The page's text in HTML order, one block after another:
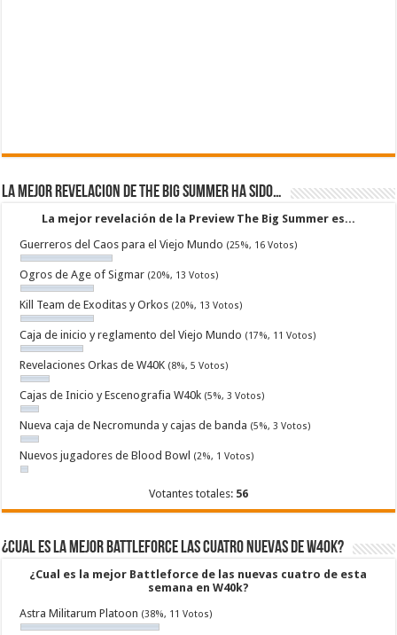
La mejor revelacion de The Big Summer ha sido…
La mejor revelación de la Preview The Big Summer es...
Guerreros del Caos para el Viejo Mundo (25%, 16 Votos)
Ogros de Age of Sigmar (20%, 13 Votos)
Kill Team de Exoditas y Orkos (20%, 13 Votos)
Caja de inicio y reglamento del Viejo Mundo (17%, 11 Votos)
Revelaciones Orkas de W40K (8%, 5 Votos)
Cajas de Inicio y Escenografia W40k (5%, 3 Votos)
Nueva caja de Necromunda y cajas de banda (5%, 3 Votos)
Nuevos jugadores de Blood Bowl (2%, 1 Votos)
Votantes totales: 56
¿Cual es la mejor Battleforce las cuatro nuevas de W40k?
¿Cual es la mejor Battleforce de las nuevas cuatro de esta
semana en W40k?
Astra Militarum Platoon (38%, 11 Votos)